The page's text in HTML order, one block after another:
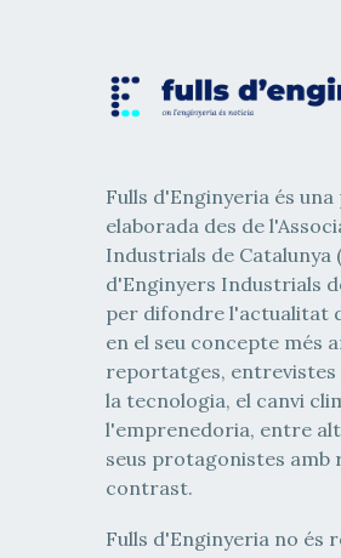
Fulls d'Enginyeria és
elaborada des de
Industrials de Catalunya
d'Enginyers Industrials
per difondre l'actualitat
en el seu concepte més
reportatges,
la tecnologia, el canvi
l'emprenedoria, entre
seus protagonistes
contrast.
Fulls d'Enginyeria no és